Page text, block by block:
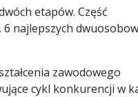
etapów. Część
najlepszych
zawodowego
cykl konkurencji w